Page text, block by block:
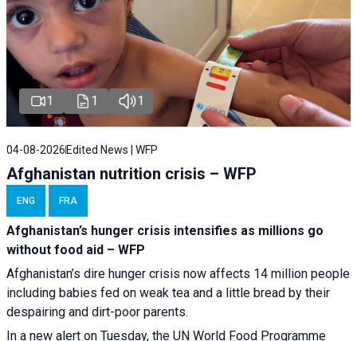
1 1 1
04-08-2026 Edited News | WFP
Afghanistan nutrition crisis – WFP
ENG FRA
Afghanistan’s hunger crisis intensifies as millions go
without food aid – WFP
Afghanistan’s dire hunger crisis now affects 14 million people
including babies fed on weak tea and a little bread by their
despairing and dirt-poor parents.
In a new alert on Tuesday, the UN World Food Programme